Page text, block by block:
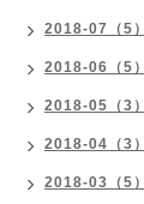
2018-07（5）
2018-06（5）
2018-05（3）
2018-04（3）
2018-03（5）